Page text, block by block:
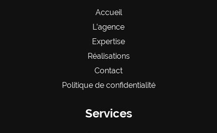
Accueil
L’agence
Expertise
Réalisations
Contact
Politique de confidentialité
Services